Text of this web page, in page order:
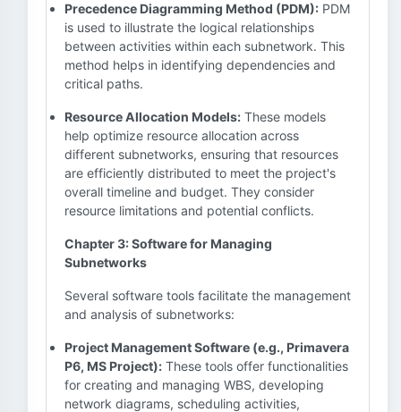
Precedence Diagramming Method (PDM): PDM
is used to illustrate the logical relationships
between activities within each subnetwork. This
method helps in identifying dependencies and
critical paths.
Resource Allocation Models: These models
help optimize resource allocation across
different subnetworks, ensuring that resources
are efficiently distributed to meet the project's
overall timeline and budget. They consider
resource limitations and potential conflicts.
Chapter 3: Software for Managing
Subnetworks
Several software tools facilitate the management
and analysis of subnetworks:
Project Management Software (e.g., Primavera
P6, MS Project): These tools offer functionalities
for creating and managing WBS, developing
network diagrams, scheduling activities,